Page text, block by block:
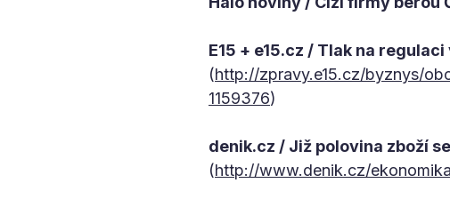
E15 + e15.cz / Tlak na
(http://zpravy.e15.cz/byznys/
1159376)
denik.cz / Již polovina zboží
(http://www.denik.cz/